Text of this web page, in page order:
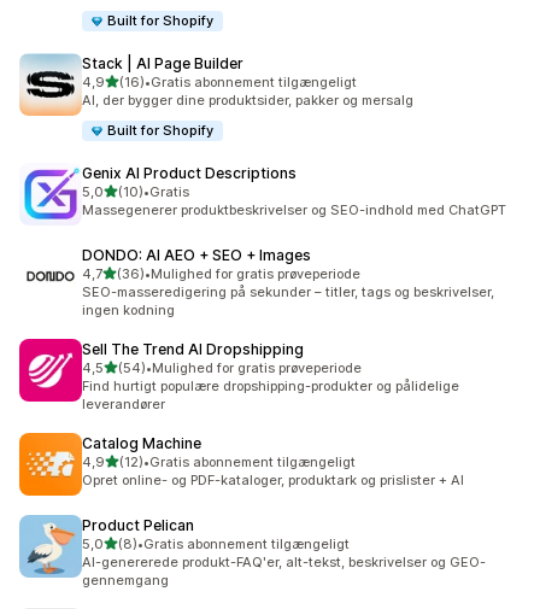
Built for Shopify
Stack | AI Page Builder
4,9ud af 5 stjerner
(16)
16 anmeldelser i alt
•Gratis abonnement tilgængeligt
AI, der bygger dine produktsider, pakker og mersalg
Built for Shopify
Genix AI Product Descriptions
5,0ud af 5 stjerner
(10)
10 anmeldelser i alt
•Gratis
Massegenerer produktbeskrivelser og SEO-indhold med ChatGPT
DONDO: AI AEO + SEO + Images
4,7ud af 5 stjerner
(36)
36 anmeldelser i alt
•Mulighed for gratis prøveperiode
SEO-masseredigering på sekunder – titler, tags og beskrivelser,
ingen kodning
Sell The Trend AI Dropshipping
4,5ud af 5 stjerner
(54)
54 anmeldelser i alt
•Mulighed for gratis prøveperiode
Find hurtigt populære dropshipping-produkter og pålidelige
leverandører
Catalog Machine
4,9ud af 5 stjerner
(12)
12 anmeldelser i alt
•Gratis abonnement tilgængeligt
Opret online- og PDF-kataloger, produktark og prislister + AI
Product Pelican
5,0ud af 5 stjerner
(8)
8 anmeldelser i alt
•Gratis abonnement tilgængeligt
AI-genererede produkt-FAQ'er, alt-tekst, beskrivelser og GEO-
gennemgang